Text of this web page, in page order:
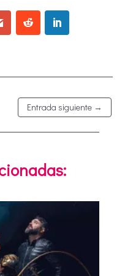
Entrada siguiente →